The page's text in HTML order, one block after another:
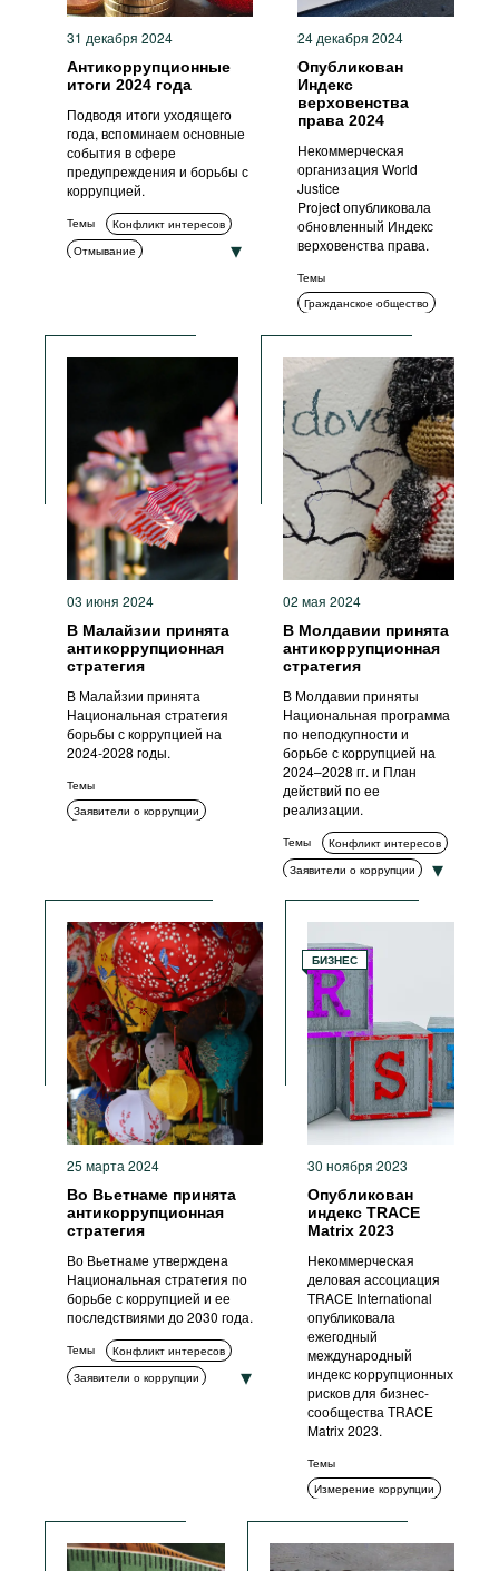
Антикоррупционные
31 декабря 2024
Антикоррупционные
итоги 2024 года
Подводя итоги уходящего
года, вспоминаем основные
события в сфере
предупреждения и борьбы с
коррупцией.
Темы
Конфликт интересов
Отмывание
Политический контекст
Обучение и просвещение
Комплаенс
Возврат активов
Социальный контекст
Коррупция в сфере
государственных закупок
Гражданское общество
сотрудничество
Антикоррупционные органы
ИКТ
Стандарты поведения
Меры ответственности
Антикоррупционные политики
и стратегии
24 декабря 2024
Опубликован
Индекс
верховенства
права 2024
Некоммерческая
организация World
Justice
Project опубликовала
обновленный Индекс
верховенства права.
Темы
Гражданское общество
03 июня 2024
В Малайзии принята
антикоррупционная
стратегия
В Малайзии принята
Национальная стратегия
борьбы с коррупцией на
2024-2028 годы.
Темы
Заявители о коррупции
Гражданское общество
Стандарты поведения
Антикоррупционные
политики и стратегии
02 мая 2024
В Молдавии принята
антикоррупционная
стратегия
В Молдавии приняты
Национальная программа
по неподкупности и
борьбе с коррупцией на
2024–2028 гг. и План
действий по ее
реализации.
Темы
Конфликт интересов
Заявители о коррупции
Декларирование
Обучение и просвещение
Комплаенс
Возврат активов
Коррупция в сфере
государственных закупок
Гражданское общество
Международное
сотрудничество
Стандарты поведения
Прозрачность
Антикоррупционные
политики и стратегии
25 марта 2024
Во Вьетнаме принята
антикоррупционная
стратегия
Во Вьетнаме утверждена
Национальная стратегия по
борьбе с коррупцией и ее
последствиями до 2030 года.
Темы
Конфликт интересов
Заявители о коррупции
сотрудничество
Антикоррупционные органы
БИЗНЕС
30 ноября 2023
Опубликован
индекс TRACE
Matrix 2023
Некоммерческая
деловая ассоциация
TRACE International
опубликовала
ежегодный
международный
индекс коррупционных
рисков для бизнес-
сообщества TRACE
Matrix 2023.
Темы
Измерение коррупции
Комплаенс